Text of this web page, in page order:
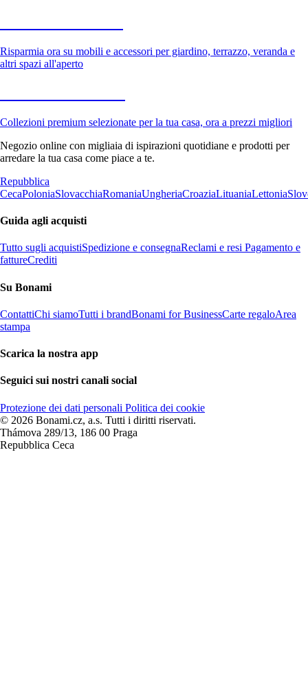
Risparmia ora su mobili e accessori per giardino, terrazzo, veranda e
altri spazi all'aperto
Collezioni premium selezionate per la tua casa, ora a prezzi migliori
Negozio online con migliaia di ispirazioni quotidiane e prodotti per
arredare la tua casa come piace a te.
Repubblica
CecaPoloniaSlovacchiaRomaniaUngheriaCroaziaLituaniaLettonia
Guida agli acquisti
Tutto sugli acquistiSpedizione e consegnaReclami e resi Pagamento e
fattureCrediti
Su Bonami
ContattiChi siamoTutti i brandBonami for BusinessCarte regaloArea
stampa
Scarica la nostra app
Seguici sui nostri canali social
Protezione dei dati personali Politica dei cookie
© 2026 Bonami.cz, a.s. Tutti i diritti riservati.
Thámova 289/13, 186 00 Praga
Repubblica Ceca